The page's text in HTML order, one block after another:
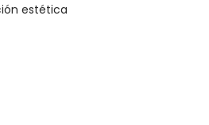
estética